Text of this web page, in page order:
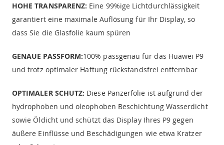
HOHE TRANSPARENZ: Eine 99%ige Lichtdurchlässigkeit
garantiert eine maximale Auflösung für Ihr Display, so
dass Sie die Glasfolie kaum spüren
GENAUE PASSFORM:100% passgenau für das Huawei P9
und trotz optimaler Haftung rückstandsfrei entfernbar
OPTIMALER SCHUTZ: Diese Panzerfolie ist aufgrund der
hydrophoben und oleophoben Beschichtung Wasserdicht
sowie Öldicht und schützt das Display Ihres P9 gegen
äußere Einflüsse und Beschädigungen wie etwa Kratzer